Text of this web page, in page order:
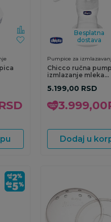
Besplatna
dostava
Pumpice za
Chicco ručna
izmlazanje mleka
5.199,00 RSD
3.999,00
Dodaj u